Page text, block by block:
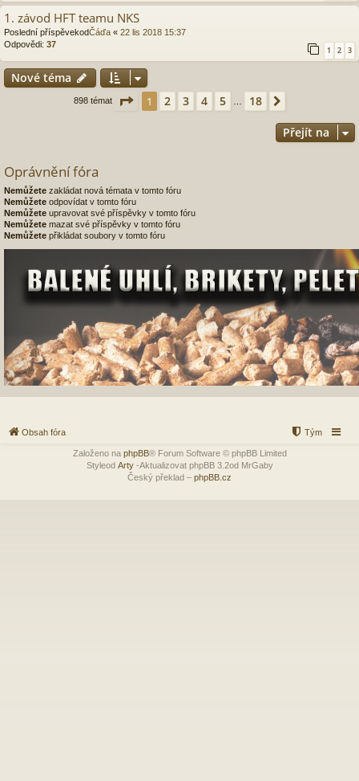
1. závod HFT teamu NKS
Poslední příspěvekodČáďa « 22 lis 2018 15:37
Odpovědi: 37
1 2 3
Nové téma
898 témat Stránka 1z 18
1 2 3 4 5 18
Přejít na
Oprávnění fóra
Nemůžete zakládat nová témata v tomto fóru
Nemůžete odpovídat v tomto fóru
Nemůžete upravovat své příspěvky v tomto fóru
Nemůžete mazat své příspěvky v tomto fóru
Nemůžete přikládat soubory v tomto fóru
Obsah fóra Tým
Založeno na phpBB® Forum Software © phpBB Limited
Styleod Arty-Aktualizovat phpBB 3.2od MrGaby
Český překlad – phpBB.cz